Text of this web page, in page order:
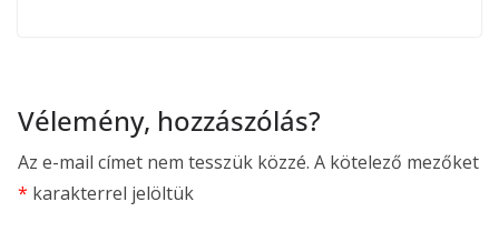
Vélemény, hozzászólás?
Az e-mail címet nem tesszük közzé. A kötelező mezőket
* karakterrel jelöltük